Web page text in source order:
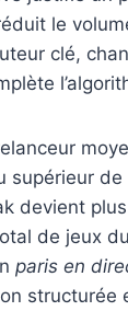
le
clé,
supérieur
devient
de jeux
paris en
structurée